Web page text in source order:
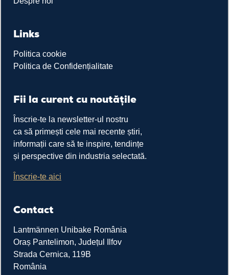
Links
Politica cookie
Politica de Confidențialitate
Fii la curent cu noutățile
Înscrie-te la newsletter-ul nostru
ca să primești cele mai recente știri,
informații care să te inspire, tendințe
și perspective din industria selectată.
Înscrie-te aici
Contact
Lantmännen Unibake România
Oraș Pantelimon, Județul Ilfov
Strada Cernica, 119B
România